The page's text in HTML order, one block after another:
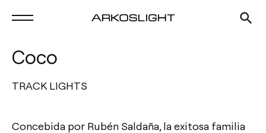
Coco
TRACK LIGHTS
Concebida por Rubén Saldaña, la exitosa familia